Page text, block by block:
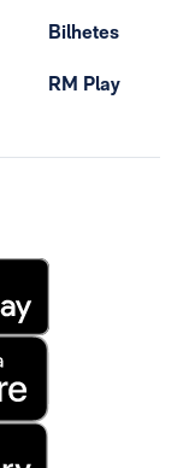
Bilhetes
RM Play